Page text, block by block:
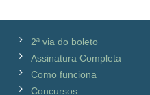
2ª via do boleto
Assinatura Completa
Como funciona
Concursos